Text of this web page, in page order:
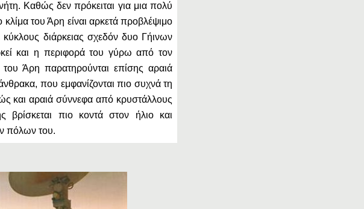
Καθώς δεν πρόκειται για μια πολύ
του Άρη είναι αρκετά προβλέψιμο
κύκλους διάρκειας σχεδόν δυο Γήινων
και η περιφορά του γύρω από τον
Άρη παρατηρούνται επίσης αραιά
που εμφανίζονται πιο συχνά τη
και αραιά σύννεφα από κρυστάλλους
βρίσκεται πιο κοντά στον ήλιο και
πόλων του.